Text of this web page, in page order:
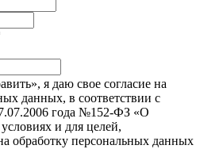
я даю свое согласие на
данных, в соответствии с
года №152-ФЗ «О
и для целей,
обработку персональных данных